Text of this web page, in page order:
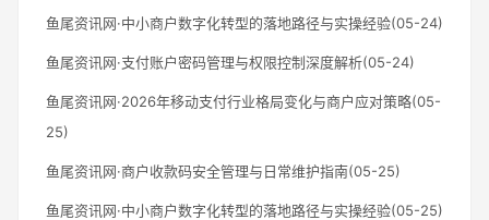
鱼尾资讯网·中小商户数字化转型的落地路径与实操经验(05-24)
鱼尾资讯网·支付账户密码管理与权限控制深度解析(05-24)
鱼尾资讯网·2026年移动支付行业格局变化与商户应对策略(05-
25)
鱼尾资讯网·商户收款码安全管理与日常维护指南(05-25)
鱼尾资讯网·中小商户数字化转型的落地路径与实操经验(05-25)